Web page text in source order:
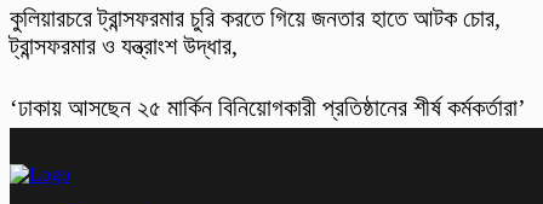
কুলিয়ারচরে ট্রান্সফরমার চুরি করতে গিয়ে জনতার হাতে আটক চোর,
ট্রান্সফরমার ও যন্ত্রাংশ উদ্ধার,
‘ঢাকায় আসছেন ২৫ মার্কিন বিনিয়োগকারী প্রতিষ্ঠানের শীর্ষ কর্মকর্তারা’